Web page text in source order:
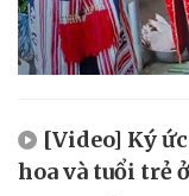
[Video] Ký
hoa và tuổi trẻ